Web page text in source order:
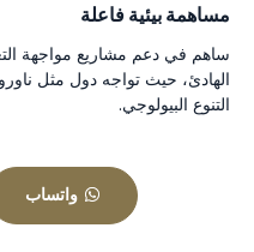
مساهمة بيئية فاعلة
ساهم في دعم مشاريع مواجهة
الهادئ، حيث تواجه دول مثل
التنوع البيولوجي.
واتساب